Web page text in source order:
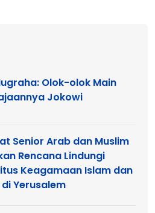
Olok-olok Main
Jokowi
Senior Arab dan Muslim
Rencana Lindungi
Keagamaan Islam dan
Yerusalem